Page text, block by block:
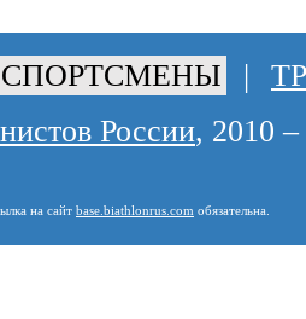
СПОРТСМЕНЫ |
России, 2010
на сайт base.biathlonrus.com обязательна.